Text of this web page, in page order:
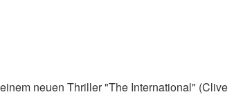
neuen Thriller "The International" (Clive